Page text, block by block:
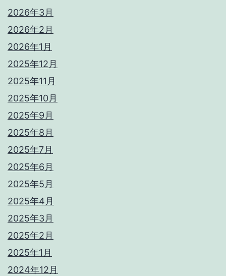
2026年3月
2026年2月
2026年1月
2025年12月
2025年11月
2025年10月
2025年9月
2025年8月
2025年7月
2025年6月
2025年5月
2025年4月
2025年3月
2025年2月
2025年1月
2024年12月